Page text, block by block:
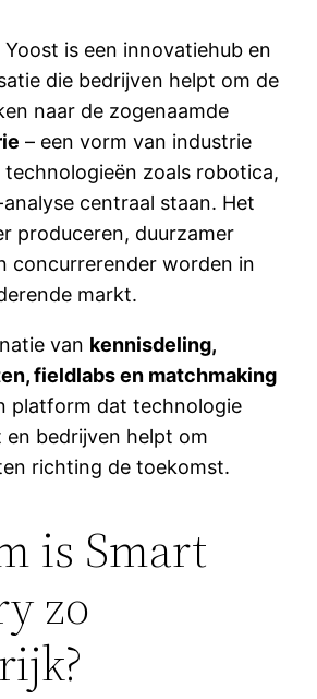
is een innovatiehub en
die bedrijven helpt om de
naar de zogenaamde
– een vorm van industrie
zoals robotica,
centraal staan. Het
produceren, duurzamer
concurrerender worden in
markt.
van kennisdeling,
fieldlabs en matchmaking
platform dat technologie
bedrijven helpt om
richting de toekomst.
is Smart
zo